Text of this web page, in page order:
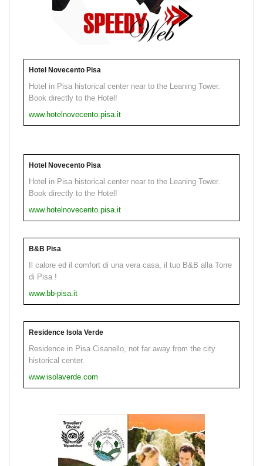
Hotel Novecento Pisa
Hotel in Pisa historical center near to the Leaning Tower.
Book directly to the Hotel!
www.hotelnovecento.pisa.it
Hotel Novecento Pisa
Hotel in Pisa historical center near to the Leaning Tower.
Book directly to the Hotel!
www.hotelnovecento.pisa.it
B&B Pisa
Il calore ed il comfort di una vera casa, il tuo B&B alla Torre
di Pisa !
www.bb-pisa.it
Residence Isola Verde
Residence in Pisa Cisanello, not far away from the city
historical center.
www.isolaverde.com